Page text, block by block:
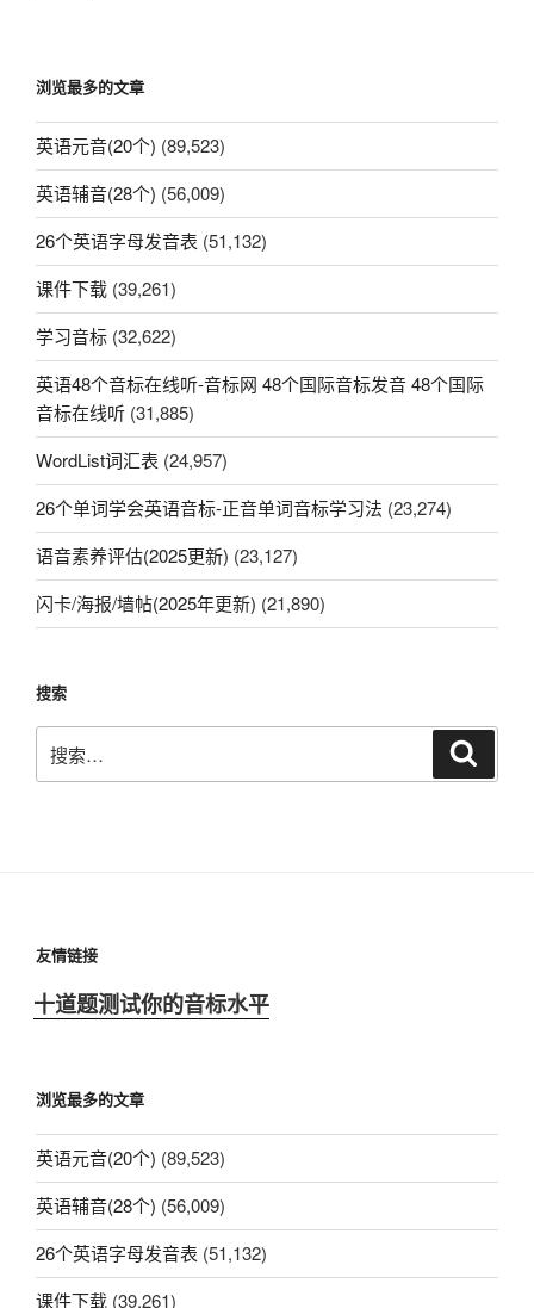
浏览最多的文章
英语元音(20个) (89,523)
英语辅音(28个) (56,009)
26个英语字母发音表 (51,132)
课件下载 (39,261)
学习音标 (32,622)
英语48个音标在线听-音标网 48个国际音标发音 48个国际
音标在线听 (31,885)
WordList词汇表 (24,957)
26个单词学会英语音标-正音单词音标学习法 (23,274)
语音素养评估(2025更新) (23,127)
闪卡/海报/墙帖(2025年更新) (21,890)
搜索
索：
友情链接
十道题测试你的音标水平
浏览最多的文章
英语元音(20个) (89,523)
英语辅音(28个) (56,009)
26个英语字母发音表 (51,132)
课件下载 (39,261)